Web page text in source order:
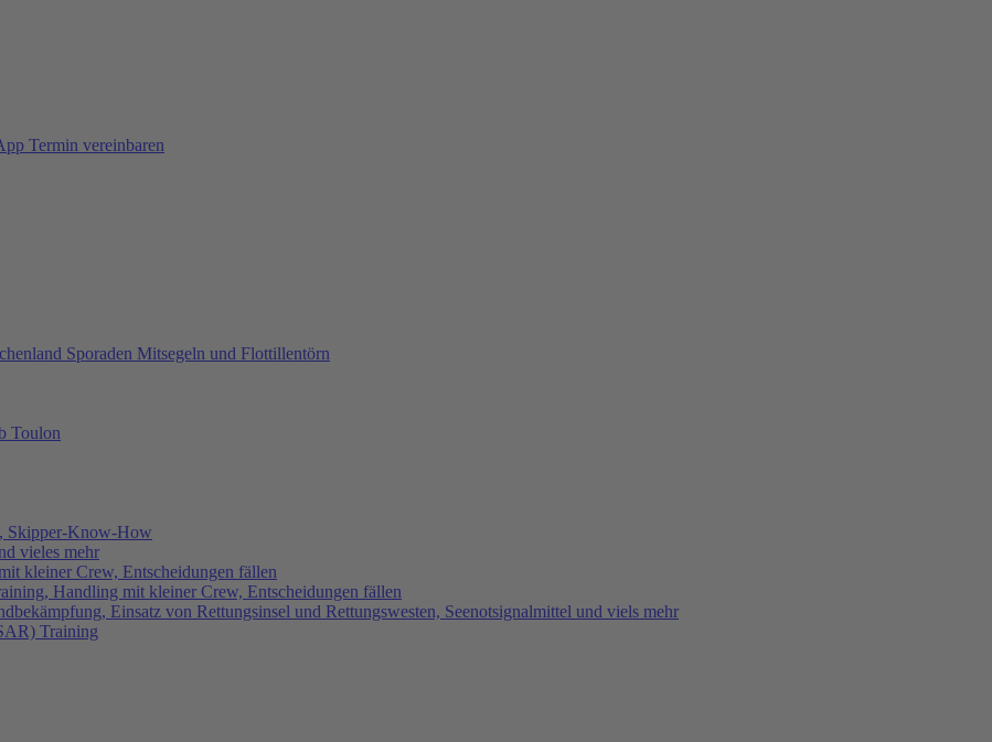
Termin vereinbaren
Sporaden Mitsegeln und Flottillentörn
Toulon
Skipper-Know-How
vieles mehr
kleiner Crew, Entscheidungen fällen
Handling mit kleiner Crew, Entscheidungen fällen
Einsatz von Rettungsinsel und Rettungswesten, Seenotsignalmittel und viels mehr
Training